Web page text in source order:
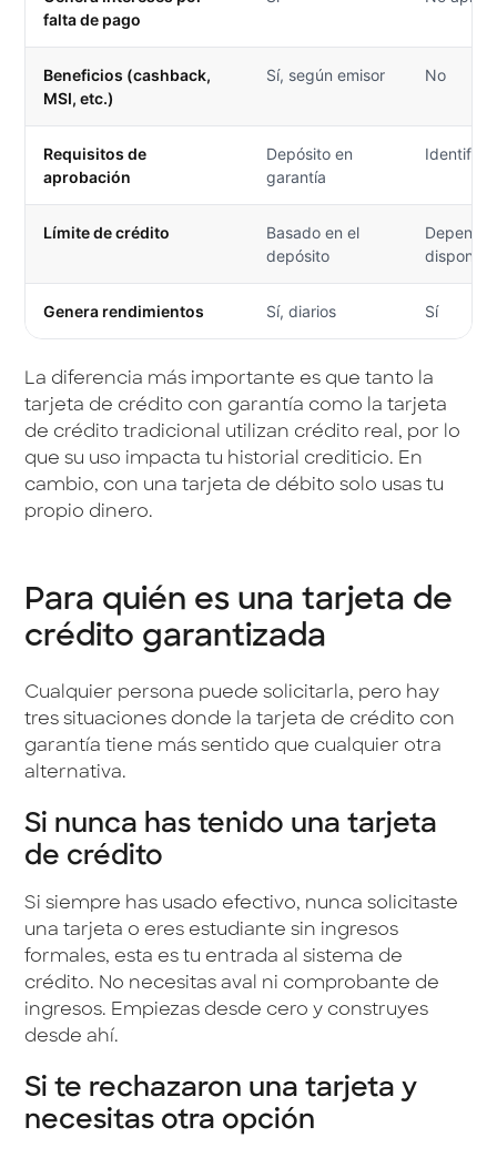
falta de pago
Beneficios (cashback,
MSI, etc.)
Sí, según emisor No
Requisitos de
aprobación
Depósito en
garantía
Límite de crédito
Basado en el
depósito
Depende
Genera rendimientos Sí, diarios Sí
La diferencia más importante es que tanto la
tarjeta de crédito con garantía como la tarjeta
de crédito tradicional utilizan crédito real, por lo
que su uso impacta tu historial crediticio. En
cambio, con una tarjeta de débito solo usas tu
propio dinero.
Para quién es una tarjeta de
crédito garantizada
Cualquier persona puede solicitarla, pero hay
tres situaciones donde la tarjeta de crédito con
garantía tiene más sentido que cualquier otra
alternativa.
Si nunca has tenido una tarjeta
de crédito
Si siempre has usado efectivo, nunca solicitaste
una tarjeta o eres estudiante sin ingresos
formales, esta es tu entrada al sistema de
crédito. No necesitas aval ni comprobante de
ingresos. Empiezas desde cero y construyes
desde ahí.
Si te rechazaron una tarjeta y
necesitas otra opción